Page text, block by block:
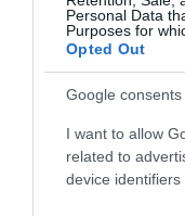
Personal Data
Purposes for
Opted Out
Google consents
I want to allow
related to
device identifiers